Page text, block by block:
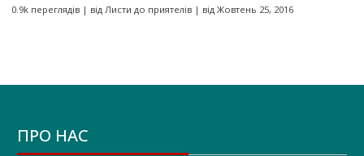
0.9k переглядів| від Листи до приятелів| від Жовтень 25, 2016
ПРО НАС